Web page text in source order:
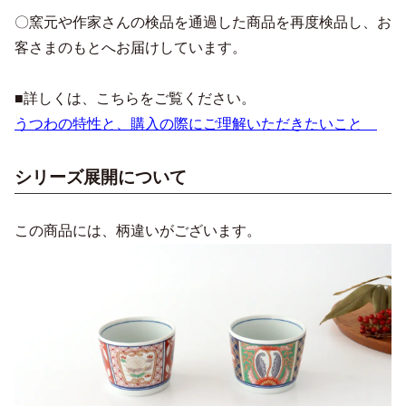
〇窯元や作家さんの検品を通過した商品を再度検品し、お
客さまのもとへお届けしています。
■詳しくは、こちらをご覧ください。
うつわの特性と、購入の際にご理解いただきたいこと
シリーズ展開について
この商品には、柄違いがございます。